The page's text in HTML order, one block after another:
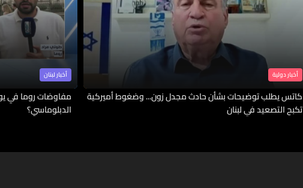
أخبار دولية
كاتس يطلب توضيحات بشأن حادث مجدل زون... وضغوط أميركية
تكبح التصعيد في لبنان
أخبار لبنان
مفاوضات روما في
الدبلوماسي؟